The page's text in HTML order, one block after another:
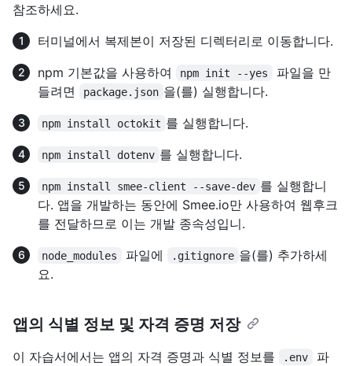
참조하세요.
터미널에서 복제본이 저장된 디렉터리로 이동합니다.
npm 기본값을 사용하여
npm init --yes
파일을 만
들려면
package.json 을(를) 실행합니다.
npm install octokit 를 실행합니다.
npm install dotenv 를 실행합니다.
npm install smee-client --save-dev 를 실행합니
다. 앱을 개발하는 동안에 Smee.io만 사용하여 웹후크
를 전달하므로 이는 개발 종속성입니.
node_modules 파일에 .gitignore 을(를) 추가하세
요.
앱의 식별 정보 및 자격 증명 저장
이 자습서에서는 앱의 자격 증명과 식별 정보를 .env
파